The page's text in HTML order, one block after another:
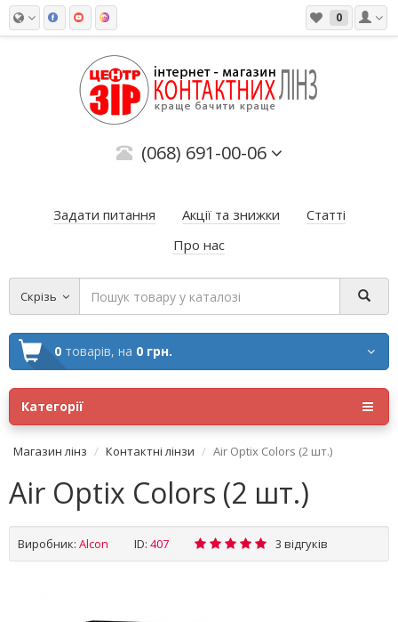
0
(068) 691-00-06
Задати питання Акції та знижки
Статті
Про нас
Скрізь
0 товарів, на 0 грн.
Категорії
Магазин лінз Контактні лінзи Air Optix Colors (2 шт.)
Air Optix Colors (2 шт.)
Виробник: Alсon ID: 407 3 відгуків